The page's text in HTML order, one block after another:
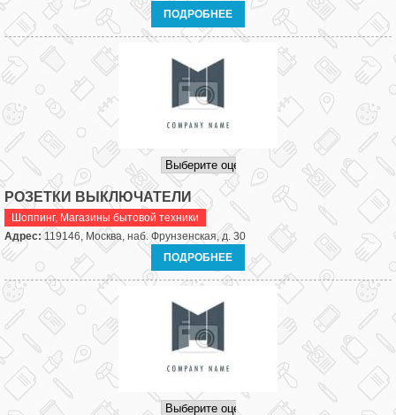
ПОДРОБНЕЕ
РОЗЕТКИ ВЫКЛЮЧАТЕЛИ
Шоппинг, Магазины бытовой техники
Адрес:119146, Москва, наб. Фрунзенская, д. 30
ПОДРОБНЕЕ